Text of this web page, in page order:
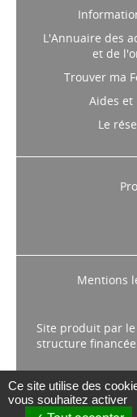
L'Annuaire des
Site produit par
Ce site utilise des
vous souhaitez activer